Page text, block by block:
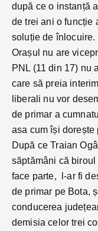
după ce o instanță
de trei ani o funcție
soluție de înlocuire.
Orașul nu are
PNL (11 din 17) nu
care să preia
liberali nu vor
de primar a
asa cum își dorește
După ce Traian
săptămâni că
face parte, l-ar fi
de primar pe Bota,
conducerea
demisia celor trei